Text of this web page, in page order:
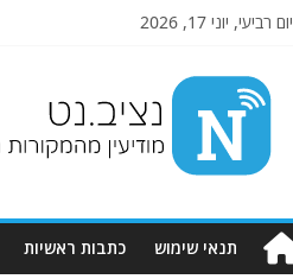
יום רביעי, יוני 17, 2026
Nziv.net
מודיעין
מהמקורות
תנאי שימוש כתבות ראשיות